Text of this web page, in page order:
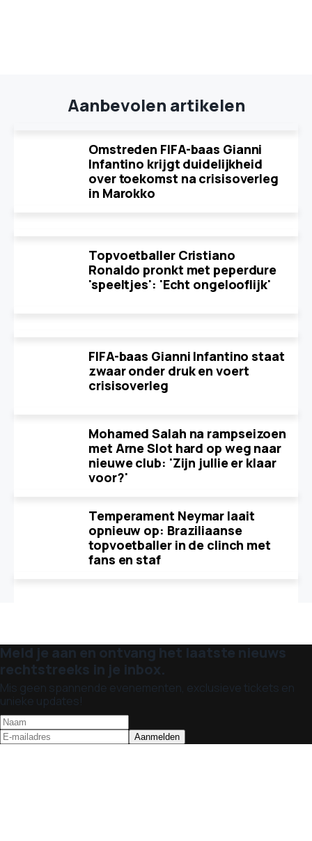
Aanbevolen artikelen
Omstreden FIFA-baas Gianni
Infantino krijgt duidelijkheid
over toekomst na crisisoverleg
in Marokko
Topvoetballer Cristiano
Ronaldo pronkt met peperdure
'speeltjes': 'Echt ongelooflijk'
FIFA-baas Gianni Infantino staat
zwaar onder druk en voert
crisisoverleg
Mohamed Salah na rampseizoen
met Arne Slot hard op weg naar
nieuwe club: 'Zijn jullie er klaar
voor?'
Temperament Neymar laait
opnieuw op: Braziliaanse
topvoetballer in de clinch met
fans en staf
Meld je aan en ontvang het laatste nieuws
rechtstreeks in je inbox.
Mis geen spannende evenementen, exclusieve tickets en
unieke updates!